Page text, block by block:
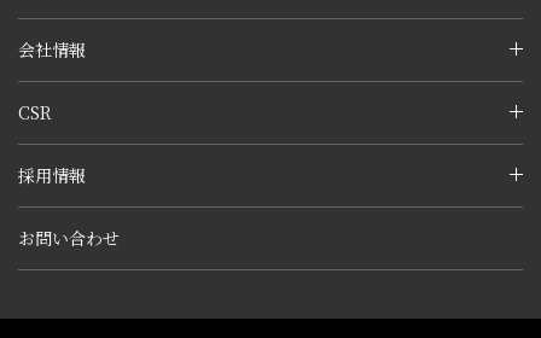
会社情報
CSR
採用情報
お問い合わせ